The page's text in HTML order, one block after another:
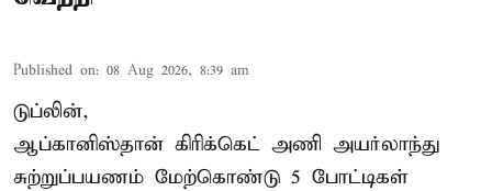
Published on: 08 Aug 2026, 8:39 am
டுப்லின்,
ஆப்கானிஸ்தான் கிரிக்கெட் அணி அயர்லாந்து
சுற்றுப்பயணம் மேற்கொண்டு 5 போட்டிகள்